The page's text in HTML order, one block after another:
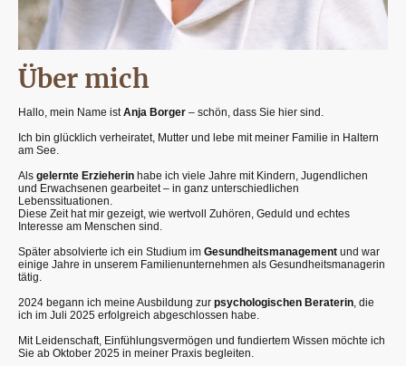
Über mich
Hallo, mein Name istAnja Borger – schön, dass Sie hier sind.
Ich bin glücklich verheiratet, Mutter und lebe mit meiner Familie in Haltern
am See.
Als gelernte Erzieherin habe ich viele Jahre mit Kindern, Jugendlichen
und Erwachsenen gearbeitet – in ganz unterschiedlichen
Lebenssituationen.
Diese Zeit hat mir gezeigt, wie wertvoll Zuhören, Geduld und echtes
Interesse am Menschen sind.
Später absolvierte ich ein Studium im Gesundheitsmanagement und war
einige Jahre in unserem Familienunternehmen als Gesundheitsmanagerin
tätig.
2024 begann ich meine Ausbildung zur psychologischen Beraterin, die
ich im Juli 2025 erfolgreich abgeschlossen habe.
Mit Leidenschaft, Einfühlungsvermögen und fundiertem Wissen möchte ich
Sie ab Oktober 2025 in meiner Praxis begleiten.